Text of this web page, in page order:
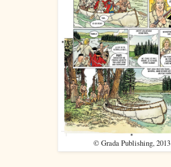
© Grada Publishing, 2013